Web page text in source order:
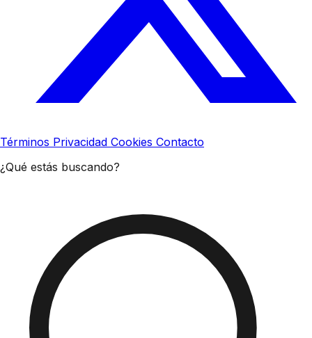
Términos Privacidad Cookies Contacto
¿Qué estás buscando?